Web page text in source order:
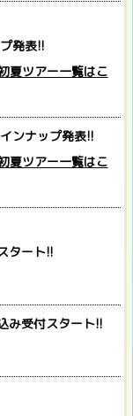
発表!!
夏ツアー一覧はこ
ンナップ発表!!
夏ツアー一覧はこ
タート!!
み受付スタート!!